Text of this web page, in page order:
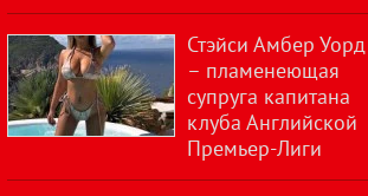
Стэйси Амбер Уорд
– пламенеющая
супруга капитана
клуба Английской
Премьер-Лиги